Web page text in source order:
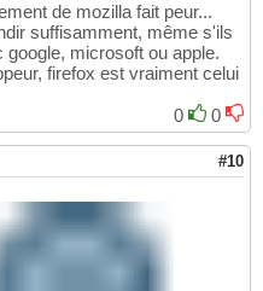
de mozilla fait peur...
suffisamment, même s'ils
microsoft ou apple.
firefox est vraiment celui
0
0
#10